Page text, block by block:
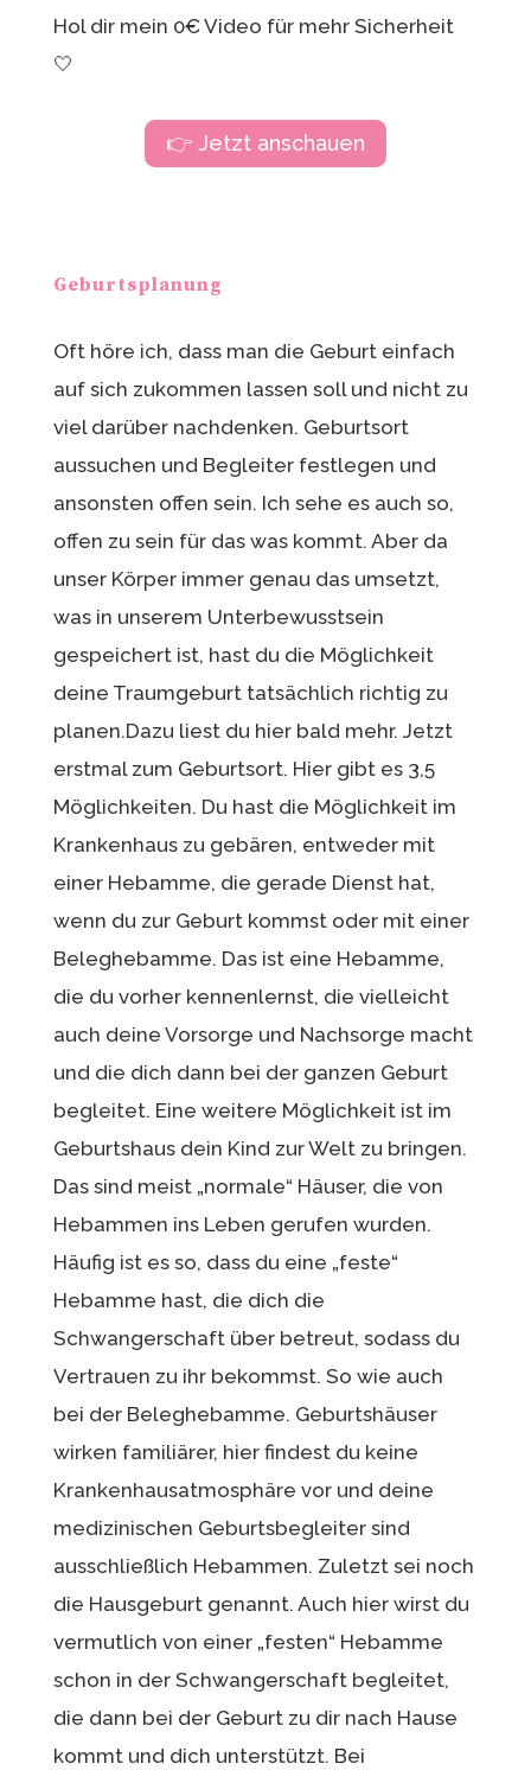
Hol dir mein 0€ Video für mehr Sicherheit
🤍
👉 Jetzt anschauen
Geburtsplanung
Oft höre ich, dass man die Geburt einfach
auf sich zukommen lassen soll und nicht zu
viel darüber nachdenken. Geburtsort
aussuchen und Begleiter festlegen und
ansonsten offen sein. Ich sehe es auch so,
offen zu sein für das was kommt. Aber da
unser Körper immer genau das umsetzt,
was in unserem Unterbewusstsein
gespeichert ist, hast du die Möglichkeit
deine Traumgeburt tatsächlich richtig zu
planen.Dazu liest du hier bald mehr. Jetzt
erstmal zum Geburtsort. Hier gibt es 3,5
Möglichkeiten. Du hast die Möglichkeit im
Krankenhaus zu gebären, entweder mit
einer Hebamme, die gerade Dienst hat,
wenn du zur Geburt kommst oder mit einer
Beleghebamme. Das ist eine Hebamme,
die du vorher kennenlernst, die vielleicht
auch deine Vorsorge und Nachsorge macht
und die dich dann bei der ganzen Geburt
begleitet. Eine weitere Möglichkeit ist im
Geburtshaus dein Kind zur Welt zu bringen.
Das sind meist „normale“ Häuser, die von
Hebammen ins Leben gerufen wurden.
Häufig ist es so, dass du eine „feste“
Hebamme hast, die dich die
Schwangerschaft über betreut, sodass du
Vertrauen zu ihr bekommst. So wie auch
bei der Beleghebamme. Geburtshäuser
wirken familiärer, hier findest du keine
Krankenhausatmosphäre vor und deine
medizinischen Geburtsbegleiter sind
ausschließlich Hebammen. Zuletzt sei noch
die Hausgeburt genannt. Auch hier wirst du
vermutlich von einer „festen“ Hebamme
schon in der Schwangerschaft begleitet,
die dann bei der Geburt zu dir nach Hause
kommt und dich unterstützt. Bei